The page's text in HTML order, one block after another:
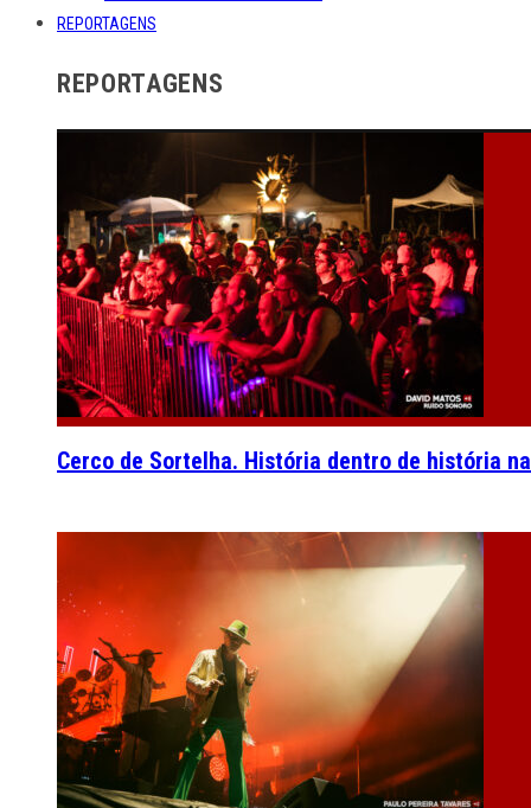
REPORTAGENS
REPORTAGENS
Cerco de Sortelha. História dentro de história